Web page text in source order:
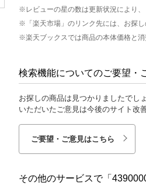
※レビューの星の数は更新状況により、
※「楽天市場」のリンク先には、お探
※楽天ブックスでは商品の本体価格と
検索機能についてのご要望・
お探しの商品は見つかりましたでし
いただいたご意見は今後のサイト改
ご要望・ご意見はこちら
その他のサービスで「